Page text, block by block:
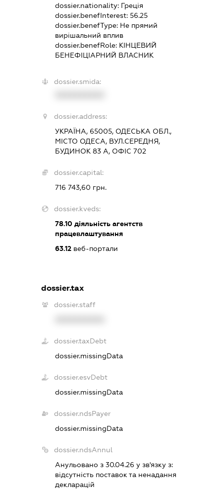
dossier.nationality: Греція
dossier.benefInterest: 56.25
dossier.benefType: Не прямий
вирішальний вплив
dossier.benefRole: КІНЦЕВИЙ
БЕНЕФІЦІАРНИЙ ВЛАСНИК
dossier.smida:
dossier.address:
УКРАЇНА, 65005, ОДЕСЬКА ОБЛ.,
МІСТО ОДЕСА, ВУЛ.СЕРЕДНЯ,
БУДИНОК 83 А, ОФІС 702
dossier.capital:
716 743,60 грн.
dossier.kveds:
78.10діяльність агентств
працевлаштування
63.12веб-портали
dossier.tax
dossier.staff
dossier.taxDebt
dossier.missingData
dossier.esvDebt
dossier.missingData
dossier.ndsPayer
dossier.missingData
dossier.ndsAnnul
Анульовано з 30.04.26 у зв'язку з:
вiдсутнiсть поставок та ненадання
декларацiй